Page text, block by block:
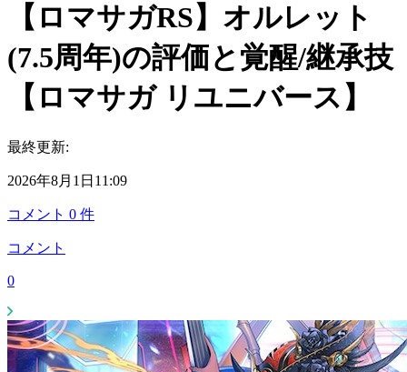
【ロマサガRS】オルレット
(7.5周年)の評価と覚醒/継承技
【ロマサガ リユニバース】
最終更新:
2026年8月1日11:09
コメント 0 件
コメント
0